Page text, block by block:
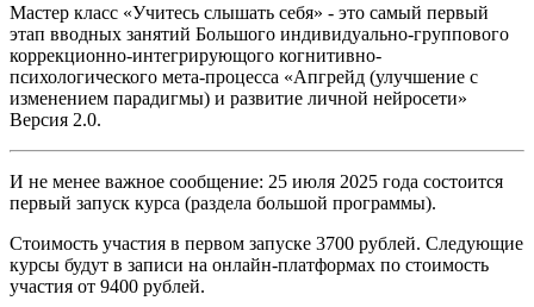
Мастер класс «Учитесь слышать себя» - это самый первый
этап вводных занятий Большого индивидуально-группового
коррекционно-интегрирующого когнитивно-
психологического мета-процесса «Апгрейд (улучшение с
изменением парадигмы) и развитие личной нейросети»
Версия 2.0.
И не менее важное сообщение: 25 июля 2025 года состоится
первый запуск курса (раздела большой программы).
Стоимость участия в первом запуске 3700 рублей. Следующие
курсы будут в записи на онлайн-платформах по стоимость
участия от 9400 рублей.